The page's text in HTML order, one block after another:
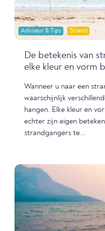
Adviseur & Tips Strand
De betekenis van
elke kleur en vorm
Wanneer u naar een
waarschijnlijk
hangen. Elke kleur en
echter zijn eigen
strandgangers te...